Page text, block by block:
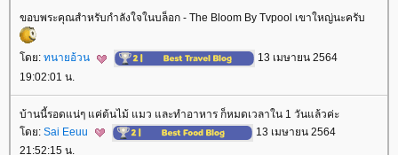
ขอบพระคุณสำหรับกำลังใจในบล็อก - The Bloom By Tvpool เขาใหญ่นะครับ
ดย: ทนายอ้วน
13 เมษายน 2564
19:02:01 น.
บ้านนี้รอดแน่ๆ แค่ต้นไม้ แมว และทำอาหาร ก็หมดเวลาใน 1 วันแล้วค่ะ
ดย: Sai Eeuu
13 เมษายน 2564
21:52:15 น.